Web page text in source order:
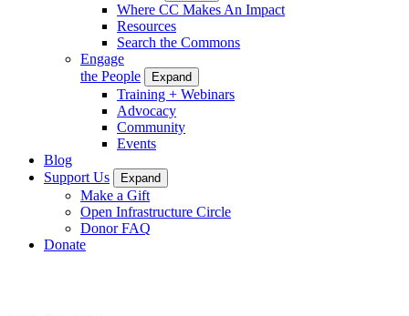
Where CC Makes An Impact
Resources
Search the Commons
Engage
the People
Expand
Training + Webinars
Advocacy
Community
Events
Blog
Support Us
Expand
Make a Gift
Open Infrastructure Circle
Donor FAQ
Donate